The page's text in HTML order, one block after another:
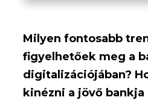
Milyen fontosabb
figyelhetőek meg a
digitalizációjában?
kinézni a jövő bankja